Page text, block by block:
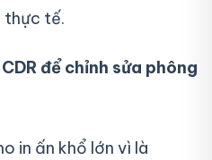
thực tế.
để chỉnh sửa phông
in ấn khổ lớn vì là